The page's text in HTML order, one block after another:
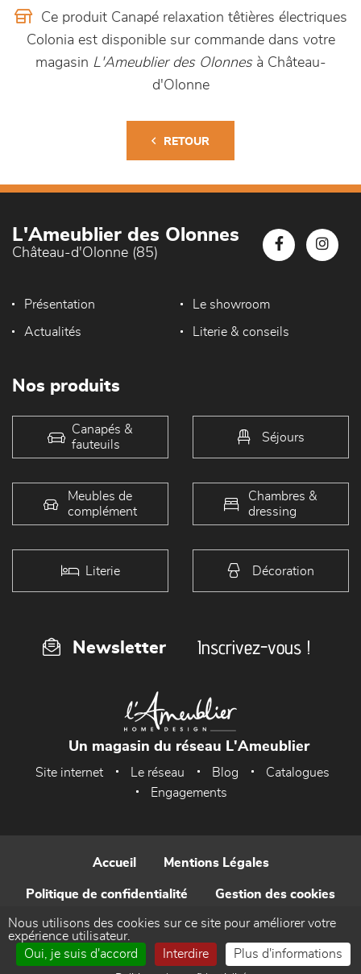
Ce produit Canapé relaxation têtières électriques
Colonia est disponible sur commande dans votre
magasin L'Ameublier des Olonnesà Château-
d'Olonne
RETOUR
L'Ameublier des Olonnes
Château-d'Olonne (85)
Présentation Le showroom
Actualités Literie & conseils
Nos produits
Canapés &
fauteuils
Séjours
Meubles de
complément
Chambres &
dressing
Literie Décoration
Newsletter Inscrivez-vous !
Un magasin du réseau L'Ameublier
Site internet Le réseau Blog
Catalogues
Engagements
Accueil Mentions Légales
Politique de confidentialité Gestion des cookies
Contact
Nous utilisons des cookies sur ce site pour améliorer votre
expérience utilisateur.
Oui, je suis d'accord
Interdire Plus d'informations